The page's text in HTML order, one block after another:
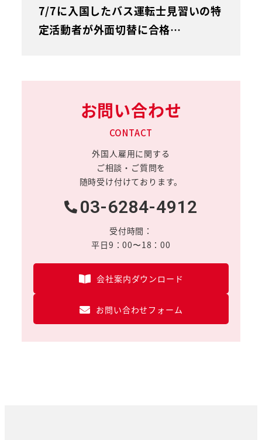
7/7に入国したバス運転士見習いの特
定活動者が外面切替に合格…
お問い合わせ
CONTACT
外国人雇用に関する
ご相談・ご質問を
随時受け付けております。
03-6284-4912
受付時間：
平日9：00〜18：00
会社案内ダウンロード
お問い合わせフォーム